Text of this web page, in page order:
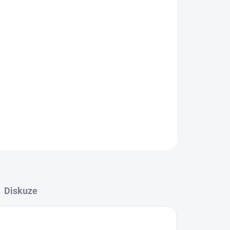
Sněhově bílá, matná, otěruvzdorná vysoce
interiérová disperzní barva s vysokou krycí
Diskuze